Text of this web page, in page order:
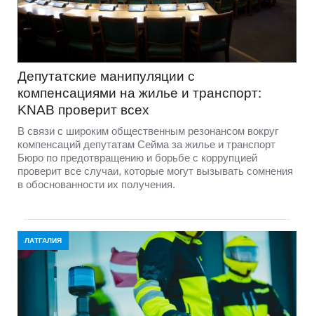
Депутатские манипуляции с
компенсациями на жилье и транспорт:
KNAB проверит всех
В связи с широким общественным резонансом вокруг
компенсаций депутатам Сейма за жилье и транспорт
Бюро по предотвращению и борьбе с коррупцией
проверит все случаи, которые могут вызывать сомнения
в обоснованности их получения.
ЛАТГАЛИЯ